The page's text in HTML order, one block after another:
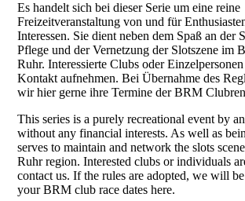
Es handelt sich bei dieser Serie um eine reine
Freizeitveranstaltung von und für
Interessen. Sie dient neben dem Spaß an der
Pflege und der Vernetzung der Slotszene im
Ruhr. Interessierte Clubs oder
Kontakt aufnehmen. Bei Übernahme des
wir hier gerne ihre Termine der BRM
This series is a purely recreational event by
without any financial interests. As well as
serves to maintain and network the slots
Ruhr region. Interested clubs or individuals
contact us. If the rules are adopted, we will
your BRM club race dates here.